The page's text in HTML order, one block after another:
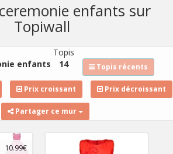
enfants sur
Topiwall
enfants
Topis
14
Topis récents
Prix croissant Prix décroissant
Partager ce mur
10.99€